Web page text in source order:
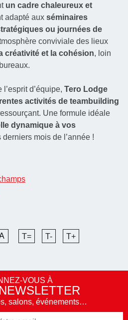
un cadre chaleureux et
adapté aux séminaires
ou journées de
conviviale des lieux
créativité et la cohésion, loin
d’équipe, Tero Lodge
activités de teambuilding
Une formule idéale
dynamique à vos
derniers mois de l’année !
T= T- T+
VOUS À
salons, événements…